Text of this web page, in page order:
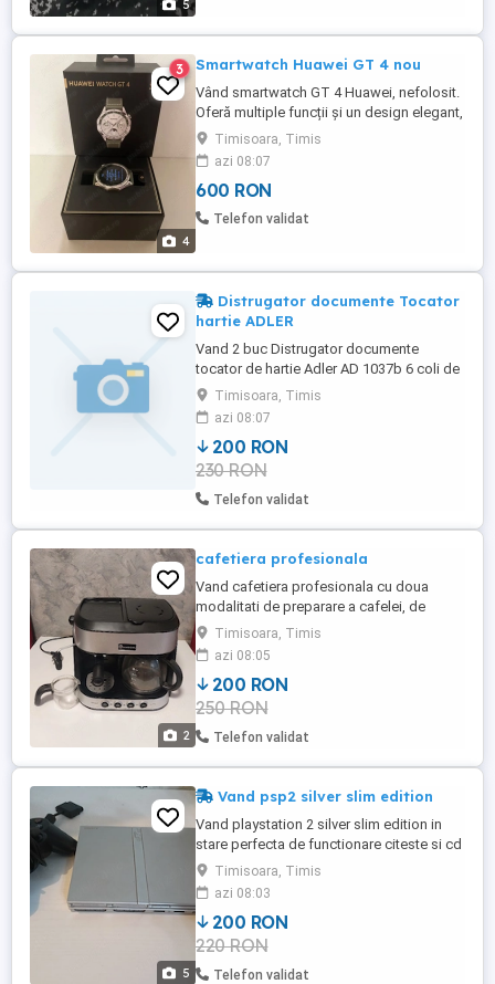
5
4
3 Smartwatch Huawei GT 4 nou
Vând smartwatch GT 4 Huawei, nefolosit.
Oferă multiple funcții și un design elegant,
perfect pentru a-ți îmbunătăți stilul de
viață. Poate fi folosit pentru monitorizarea
activității tale zilnice și pentru a te conecta
cu notificările de pe telefon. Se poate
conecta și la IPhone, este rezistent la apă.
Timisoara, Timis
azi 08:07
600 RON
Telefon validat
Distrugator documente Tocator
hartie ADLER
Vand 2 buc Distrugator documente
tocator de hartie Adler AD 1037b 6 coli de
hartie A4 simultan (80 g m2) Negru - AD
1037b Au fost achizitionate in februarie
2026.Au garantie 24 luni,pana in februarie
2028! Pret pentru 2 buc 400 RON;pentru 1
buc 230 RON Asigur livrare personala in
Arad. Posibil de asemenea ...
Timisoara, Timis
azi 08:07
200 RON
230 RON
Telefon validat
2
cafetiera profesionala
Vand cafetiera profesionala cu doua
modalitati de preparare a cafelei, de
asemenea poate prepara spuma de lapte
pentru diverse combinatii de preparare.
Timisoara, Timis
azi 08:05
200 RON
250 RON
Telefon validat
5
Vand psp2 silver slim edition
Vand playstation 2 silver slim edition in
stare perfecta de functionare citeste si cd
si dvd accept orice proba inainte de
achizitionare pentru cei care
doresc.predare personala Timisoara sau
curier in tara.pentru cei din tara proba se
face video wassap.se vinde ce se vede in
poze consola+joistic daca ...
Timisoara, Timis
azi 08:03
200 RON
220 RON
Telefon validat